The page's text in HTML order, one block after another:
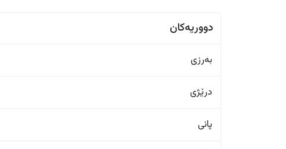
دووریەکان
بەرزی
درێژی
پانی